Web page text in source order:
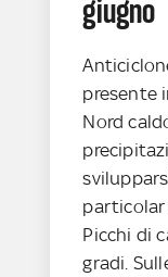
giugno
presente
Nord
particolar
Picchi di
gradi.